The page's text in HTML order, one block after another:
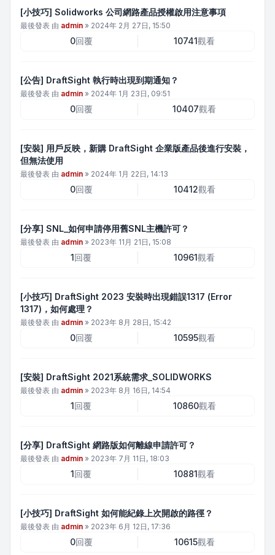
[小技巧] Solidworks 公司網路產品授權啟用注意事項
最後發表 由 admin » 2024年 2月 27日, 15:50
0回覆 10741觀看
[公告] DraftSight 執行時出現到期通知？
最後發表 由 admin » 2024年 1月 23日, 09:51
0回覆 10407觀看
[安裝] 用戶反映，新購 DraftSight 企業版產品後進行安裝，
但無法使用
最後發表 由 admin » 2024年 1月 22日, 14:13
0回覆 10412觀看
[分享] SNL_如何申請停用舊SNL主機許可？
最後發表 由 admin » 2023年 11月 21日, 15:08
1回覆 10961觀看
[小技巧] DraftSight 2023 安裝時出現錯誤1317 (Error
1317)，如何處理？
最後發表 由 admin » 2023年 8月 28日, 15:42
0回覆 10595觀看
[安裝] DraftSight 2021系統需求_SOLIDWORKS
最後發表 由 admin » 2023年 8月 16日, 14:54
1回覆 10860觀看
[分享] DraftSight 網路版如何離線申請許可？
最後發表 由 admin » 2023年 7月 11日, 18:03
1回覆 10881觀看
[小技巧] DraftSight 如何能紀錄上次開啟的路徑？
最後發表 由 admin » 2023年 6月 12日, 17:36
0回覆 10615觀看